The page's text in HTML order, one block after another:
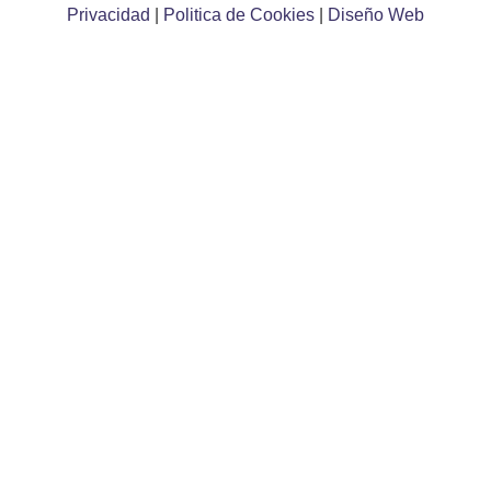
Privacidad
Politica de Cookies Diseño Web